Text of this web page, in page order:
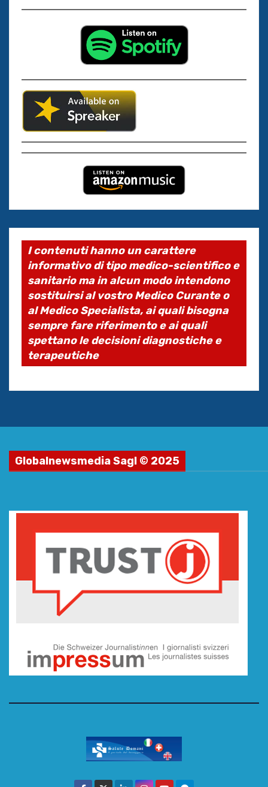
I contenuti hanno un carattere
informativo di tipo medico-scientifico e
sanitario ma in alcun modo intendono
sostituirsi al vostro Medico Curante o
al Medico Specialista, ai quali bisogna
sempre fare riferimento e ai quali
spettano le decisioni diagnostiche e
terapeutiche
Globalnewsmedia Sagl © 2025